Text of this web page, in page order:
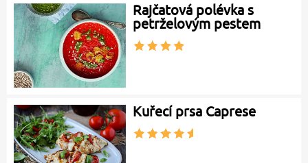
Rajčatová polévka s
petrželovým pestem
Kuřecí prsa Caprese